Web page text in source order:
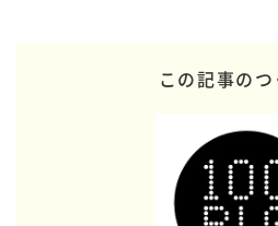
この記事の